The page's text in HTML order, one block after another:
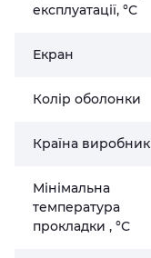
експлуатації, °С
Екран
Колір оболонки
Країна виробник
Мінімальна
температура
прокладки , °С